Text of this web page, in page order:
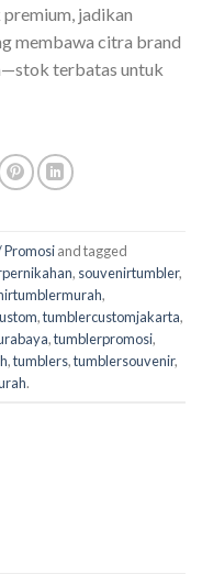
premium, jadikan
membawa citra brand
terbatas untuk
Promosiand tagged
, souvenirtumbler,
,
,tumblercustomjakarta,
,tumblerpromosi,
,tumblers,tumblersouvenir,
.